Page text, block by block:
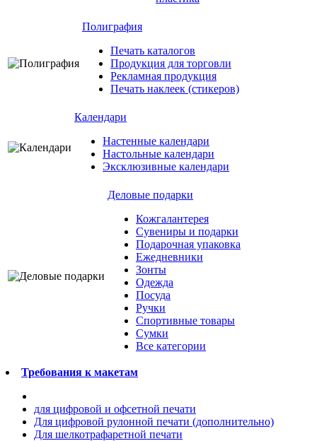
Полиграфия
Печать каталогов
Продукция для торговли
Рекламная продукция
Печать наклеек (стикеров)
Календари
Настенные календари
Настольные календари
Эксклюзивные календари
Деловые подарки
Кожгалантерея
Сувениры и подарки
Подарочная упаковка
Ежедневники
Зонты
Одежда
Посуда
Ручки
Спортивные товары
Сумки
Все категории
Требования к макетам
для цифровой и офсетной печати
Для цифровой рулонной печати (дополнительно)
Для шелкотрафаретной печати